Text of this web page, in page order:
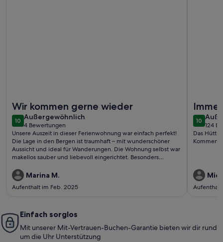
Wir kommen gerne wieder
1010 von 10
Außergewöhnlich
außergewöhnlich
4 Bewertungen
(4
bewertungen)
Unsere Auszeit in dieser Ferienwohnung war einfach perfekt!
Die Lage in den Bergen ist traumhaft – mit wunderschöner
Aussicht und ideal für Wanderungen. Die Wohnung selbst war
makellos sauber und liebevoll eingerichtet. Besonders
Betreuung vor Ort. Wir haben uns rundum wohlgefühlt und
kommen sehr gerne wieder!
Marina M.
Aufenthalt im Feb. 2025
1010 von
124
(124
Das Hüttli
Kommen
Aufenthalt
Einfach sorglos
Mit unserer Mit-Vertrauen-Buchen-Garantie bieten wir dir rund
um die Uhr Unterstützung